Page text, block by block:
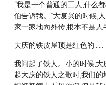
“我是一个普通的工人,什么
伯告诉我。“大复兴的时候,
家一家地向外传,根本不是人
大庆的铁皮屋顶是红色的......
我问起了铁人。小的时候,
起大庆的铁人之歌时,我们